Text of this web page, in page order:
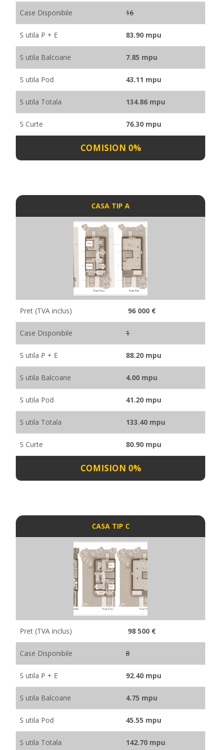
Case Disponibile 16
S utila P + E 83.90 mpu
S utila Balcoane 7.85 mpu
S utila Pod 43.11 mpu
S utila Totala 134.86 mpu
S Curte 76.30 mpu
COMISION 0%
CASA TIP A
Pret (TVA inclus) 96 000 €
Case Disponibile 1
S utila P + E 88.20 mpu
S utila Balcoane 4.00 mpu
S utila Pod 41.20 mpu
S utila Totala 133.40 mpu
S Curte 80.90 mpu
COMISION 0%
CASA TIP C
Pret (TVA inclus) 98 500 €
Case Disponibile 8
S utila P + E 92.40 mpu
S utila Balcoane 4.75 mpu
S utila Pod 45.55 mpu
S utila Totala 142.70 mpu